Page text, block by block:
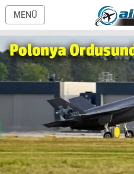
MENÜ